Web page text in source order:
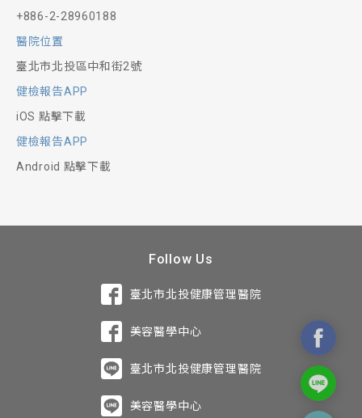
+886-2-28960188
醫院位置
臺北市北投區中和街2號
健檢報告APP
iOS 點擊下載
健檢報告APP
Android 點擊下載
Follow Us
臺北市北投健康管理醫院
美容醫學中心
臺北市北投健康管理醫院
美容醫學中心